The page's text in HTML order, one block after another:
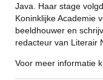
Java. Haar stage
Koninklijke Academie
beeldhouwer en
redacteur van Literair
Voor meer informatie